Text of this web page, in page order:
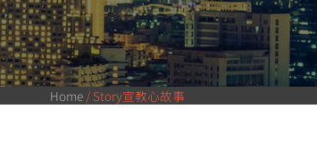
Home/ Story宣教心故事